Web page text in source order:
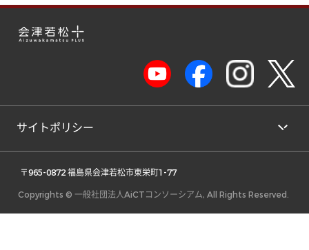
サイトポリシー
〒965-0872 福島県会津若松市東栄町1-77
Copyrights © 一般社団法人AiCTコンソーシアム, All Rights Reserved.